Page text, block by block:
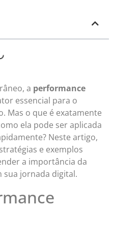
a performance
essencial para o
Mas o que é exatamente
ela pode ser aplicada
Neste artigo,
e exemplos
a importância da
sua jornada digital.